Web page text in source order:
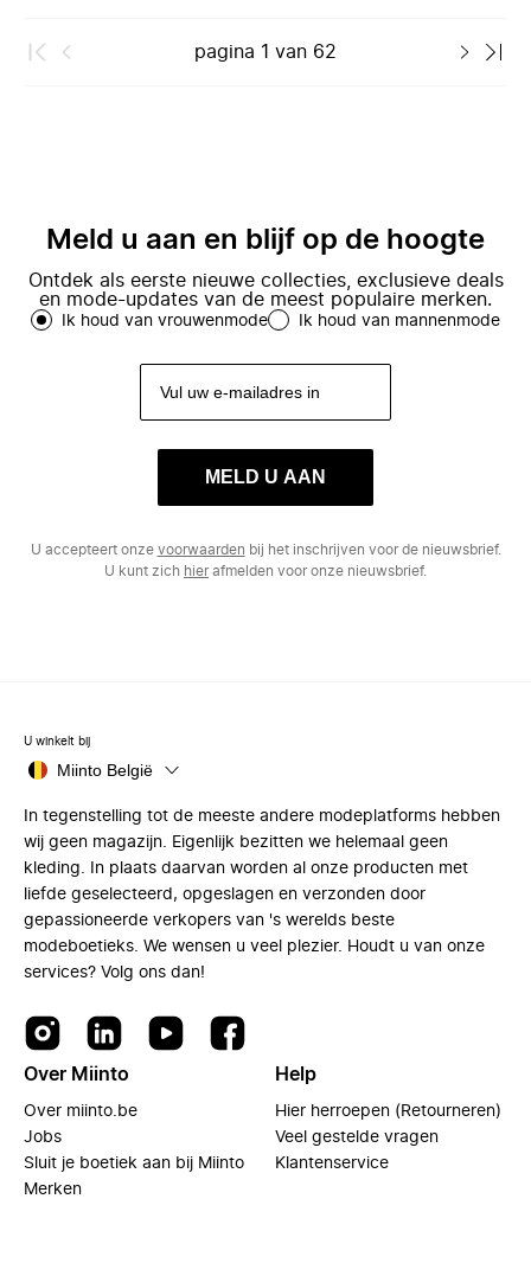
pagina 1 van 62
Meld u aan en blijf op de hoogte
Ontdek als eerste nieuwe collecties, exclusieve deals
en mode-updates van de meest populaire merken.
Ik houd van vrouwenmode Ik houd van mannenmode
MELD U AAN
U accepteert onze voorwaarden bij het inschrijven voor de nieuwsbrief.
U kunt zich hierafmelden voor onze nieuwsbrief.
U winkelt bij
Miinto België
In tegenstelling tot de meeste andere modeplatforms hebben
wij geen magazijn. Eigenlijk bezitten we helemaal geen
kleding. In plaats daarvan worden al onze producten met
liefde geselecteerd, opgeslagen en verzonden door
gepassioneerde verkopers van 's werelds beste
modeboetieks. We wensen u veel plezier. Houdt u van onze
services? Volg ons dan!
Over Miinto
Over miinto.be
Jobs
Sluit je boetiek aan bij Miinto
Merken
Help
Hier herroepen (Retourneren)
Veel gestelde vragen
Klantenservice